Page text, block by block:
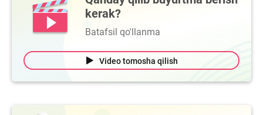
kerak?
Batafsil qo'llanma
Video tomosha qilish